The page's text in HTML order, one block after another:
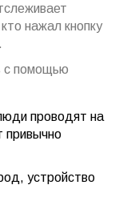
нажал кнопку
с помощью
проводят на
привычно
устройство